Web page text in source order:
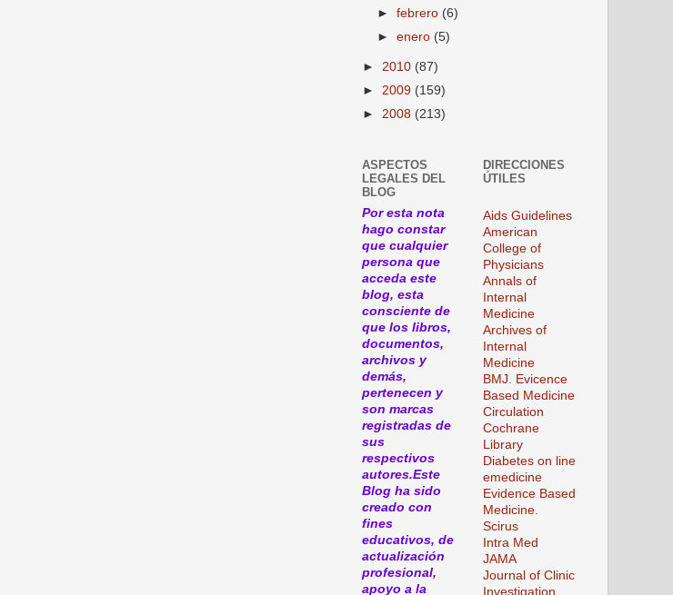
►febrero (6)
►enero (5)
► 2010 (87)
► 2009 (159)
► 2008 (213)
ASPECTOS
LEGALES DEL
BLOG
Por esta nota
hago constar
que cualquier
persona que
acceda este
blog, esta
consciente de
que los libros,
documentos,
archivos y
demás,
pertenecen y
son marcas
registradas de
sus
respectivos
autores.Este
Blog ha sido
creado con
fines
educativos, de
actualización
profesional,
apoyo a la
DIRECCIONES
ÚTILES
Aids Guidelines
American
College of
Physicians
Annals of
Internal
Medicine
Archives of
Internal
Medicine
BMJ. Evicence
Based Medicine
Circulation
Cochrane
Library
Diabetes on line
emedicine
Evidence Based
Medicine.
Scirus
Intra Med
JAMA
Journal of Clinic
Investigation